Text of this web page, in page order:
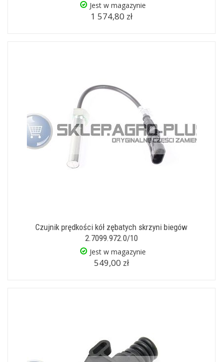
Jest w magazynie
1 574,80 zł
Czujnik prędkości kół zębatych skrzyni biegów
2.7099.972.0/10
Jest w magazynie
549,00 zł